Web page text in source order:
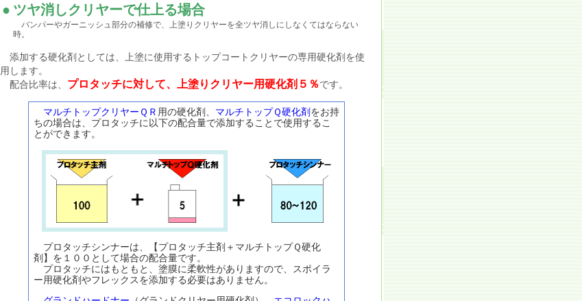
● ツヤ消しクリヤーで仕上る場合
バンパーやガーニッシュ部分の補修で、上塗りクリヤーを全ツヤ消しにしなくてはならない
時。
添加する硬化剤としては、上塗に使用するトップコートクリヤーの専用硬化剤を使
用します。
配合比率は、 プロタッチに対して、上塗りクリヤー用硬化剤５％ です。
マルチトップクリヤーＱＲ 用の硬化剤、 マルチトップＱ硬化剤 をお持
ちの場合は、プロタッチに以下の配合量で添加することで使用するこ
とができます。
プロタッチシンナーは、【プロタッチ主剤＋マルチトップＱ硬化
剤】を１００として場合の配合量です。
プロタッチにはもともと、塗膜に柔軟性がありますので、スポイラ
ー用硬化剤やフレックスを添加する必要はありません。